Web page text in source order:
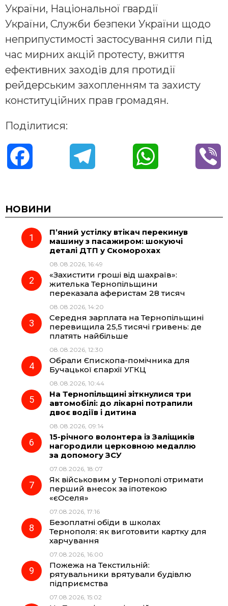
України, Національної гвардії
України, Служби безпеки України щодо
неприпустимості застосування сили під
час мирних акцій протесту, вжиття
ефективних заходів для протидії
рейдерським захопленням та захисту
конституційних прав громадян.
Поділитися:
c
e
o
k
e
g
r
a
m
t
НОВИНИ
П’яний устілку втікач перекинув
машину з пасажиром: шокуючі
деталі ДТП у Скоморохах
08.08.2026, 16:49
«Захистити гроші від шахраїв»:
жителька Тернопільщини
переказала аферистам 28 тисяч
08.08.2026, 14:20
Середня зарплата на Тернопільщині
перевищила 25,5 тисячі гривень: де
платять найбільше
08.08.2026, 12:30
Обрали Єпископа-помічника для
Бучацької єпархії УГКЦ
08.08.2026, 10:44
На Тернопільщині зіткнулися три
автомобілі: до лікарні потрапили
двоє водіїв і дитина
08.08.2026, 09:14
15-річного волонтера із Заліщиків
нагородили церковною медаллю
за допомогу ЗСУ
07.08.2026, 18:07
Як військовим у Тернополі отримати
перший внесок за іпотекою
«єОселя»
07.08.2026, 17:16
Безоплатні обіди в школах
Тернополя: як виготовити картку для
харчування
07.08.2026, 16:00
Пожежа на Текстильній:
рятувальники врятували будівлю
підприємства
07.08.2026, 15:02